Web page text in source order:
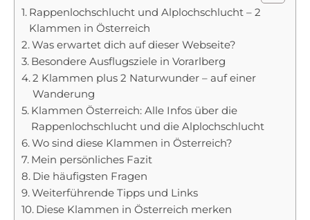
Rappenlochschlucht und Alplochschlucht – 2
Klammen in Österreich
Was erwartet dich auf dieser Webseite?
Besondere Ausflugsziele in Vorarlberg
2 Klammen plus 2 Naturwunder – auf einer
Wanderung
Klammen Österreich: Alle Infos über die
Rappenlochschlucht und die Alplochschlucht
Wo sind diese Klammen in Österreich?
Mein persönliches Fazit
Die häufigsten Fragen
Weiterführende Tipps und Links
Diese Klammen in Österreich merken